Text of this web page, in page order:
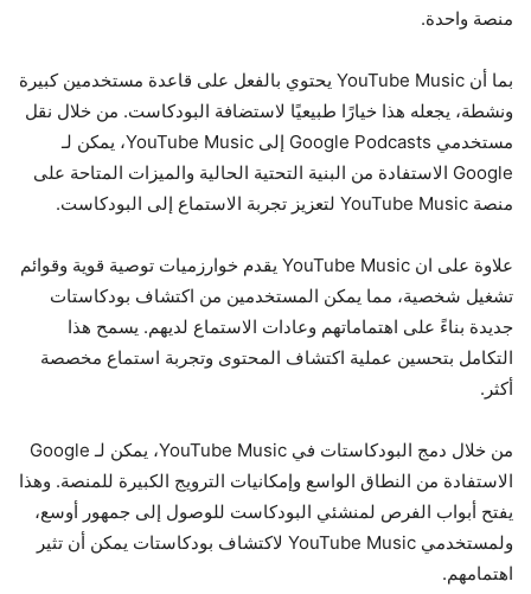
منصة واحدة.
بما أن YouTube Music يحتوي بالفعل على قاعدة مستخدمين كبيرة
ونشطة، يجعله هذا خيارًا طبيعيًا لاستضافة البودكاست. من خلال نقل
مستخدمي Google Podcasts إلى YouTube Music، يمكن لـ
Google الاستفادة من البنية التحتية الحالية والميزات المتاحة على
منصة YouTube Music لتعزيز تجربة الاستماع إلى البودكاست.
علاوة على ان YouTube Music يقدم خوارزميات توصية قوية وقوائم
تشغيل شخصية، مما يمكن المستخدمين من اكتشاف بودكاستات
جديدة بناءً على اهتماماتهم وعادات الاستماع لديهم. يسمح هذا
التكامل بتحسين عملية اكتشاف المحتوى وتجربة استماع مخصصة
أكثر.
من خلال دمج البودكاستات في YouTube Music، يمكن لـ Google
الاستفادة من النطاق الواسع وإمكانيات الترويج الكبيرة للمنصة. وهذا
يفتح أبواب الفرص لمنشئي البودكاست للوصول إلى جمهور أوسع،
ولمستخدمي YouTube Music لاكتشاف بودكاستات يمكن أن تثير
اهتمامهم.